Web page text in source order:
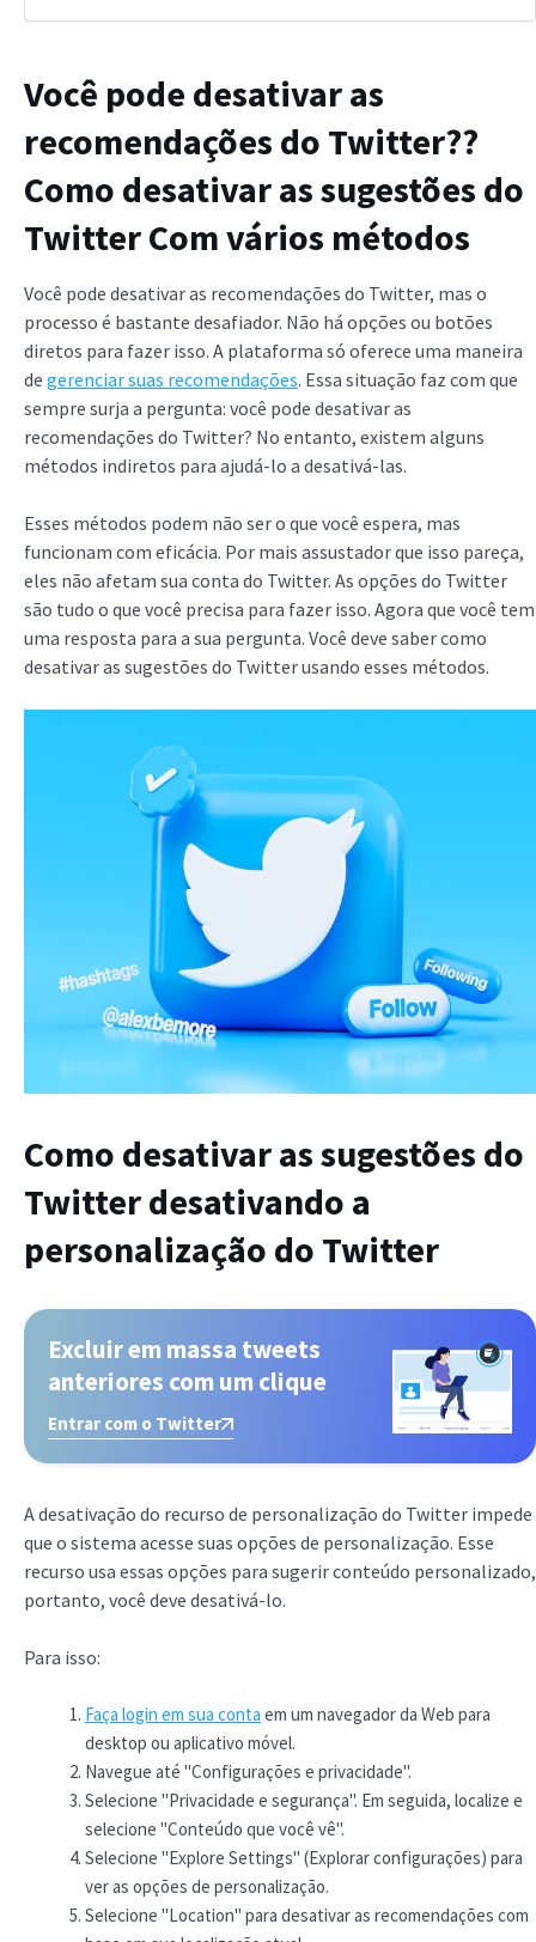
Você pode desativar as
recomendações do Twitter??
Como desativar as sugestões do
TwitterCom vários métodos
Você pode desativar as recomendações do Twitter, mas o
processo é bastante desafiador. Não há opções ou botões
diretos para fazer isso. A plataforma só oferece uma maneira
de gerenciar suas recomendações. Essa situação faz com que
sempre surja a pergunta: você pode desativar as
recomendações do Twitter? No entanto, existem alguns
métodos indiretos para ajudá-lo a desativá-las.
Esses métodos podem não ser o que você espera, mas
funcionam com eficácia. Por mais assustador que isso pareça,
eles não afetam sua conta do Twitter. As opções do Twitter
são tudo o que você precisa para fazer isso. Agora que você tem
uma resposta para a sua pergunta. Você deve saber como
desativar as sugestões do Twitter usando esses métodos.
Como desativar as sugestões do
Twitterdesativando a
personalização do Twitter
Excluir em massa tweets
anteriores com um clique
Entrar com o Twitter
A desativação do recurso de personalização do Twitter impede
que o sistema acesse suas opções de personalização. Esse
recurso usa essas opções para sugerir conteúdo personalizado,
portanto, você deve desativá-lo.
Para isso:
Faça login em sua conta em um navegador da Web para
desktop ou aplicativo móvel.
Navegue até "Configurações e privacidade".
Selecione "Privacidade e segurança". Em seguida, localize e
selecione "Conteúdo que você vê".
Selecione "Explore Settings" (Explorar configurações) para
ver as opções de personalização.
Selecione "Location" para desativar as recomendações com